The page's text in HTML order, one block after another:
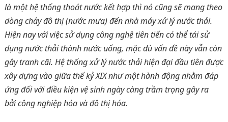
là một hệ thống thoát nước kết hợp thì nó cũng sẽ mang theo
dòng chảy đô thị (nước mưa) đến nhà máy xử lý nước thải.
Hiện nay với việc sử dụng công nghệ tiên tiến có thể tái sử
dụng nước thải thành nước uống, mặc dù vấn đề này vẫn còn
gây tranh cãi. Hệ thống xử lý nước thải hiện đại đầu tiên được
xây dựng vào giữa thế kỷ XIX như một hành động nhằm đáp
ứng đối với điều kiện vệ sinh ngày càng trầm trọng gây ra
bởi công nghiệp hóa và đô thị hóa.